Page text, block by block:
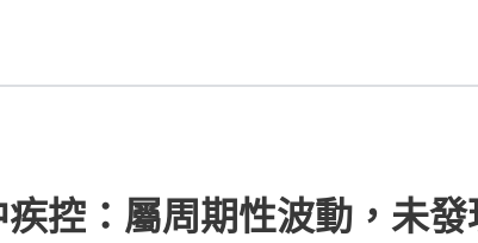
控：屬周期性波動，未發